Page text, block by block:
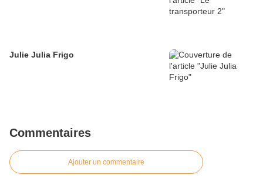
Julie Julia Frigo
Commentaires
Ajouter un commentaire